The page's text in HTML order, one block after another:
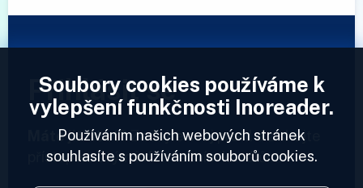
Přihlásit se
Máte již účet?Zadejte svůj profil a získejte
přístup ke svým informačním kanálům.
Soubory cookies používáme k
vylepšení funkčnosti Inoreader.
Používáním našich webových stránek
souhlasíte s používáním souborů cookies.